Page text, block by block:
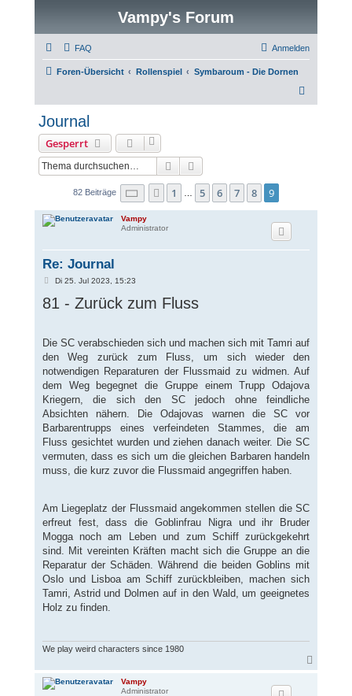
Vampy's Forum
FAQ Anmelden
Foren-Übersicht Rollenspiel
Symbaroum - Die Dornen
Journal
Gesperrt
Suche
82 Beiträge Seite von 9
Vorherige
1 5 6 7 8 9
Vampy
Administrator
Re: Journal
B
i
t
Di 25. Jul 2023, 15:23
81 - Zurück zum Fluss
Die SC verabschieden sich und machen sich mit Tamri auf
den Weg zurück zum Fluss, um sich wieder den
notwendigen Reparaturen der Flussmaid zu widmen. Auf
dem Weg begegnet die Gruppe einem Trupp Odajova
Kriegern, die sich den SC jedoch ohne feindliche
Absichten nähern. Die Odajovas warnen die SC vor
Barbarentrupps eines verfeindeten Stammes, die am
Fluss gesichtet wurden und ziehen danach weiter. Die SC
vermuten, dass es sich um die gleichen Barbaren handeln
muss, die kurz zuvor die Flussmaid angegriffen haben.
Am Liegeplatz der Flussmaid angekommen stellen die SC
erfreut fest, dass die Goblinfrau Nigra und ihr Bruder
Mogga noch am Leben und zum Schiff zurückgekehrt
sind. Mit vereinten Kräften macht sich die Gruppe an die
Reparatur der Schäden. Während die beiden Goblins mit
Oslo und Lisboa am Schiff zurückbleiben, machen sich
Tamri, Astrid und Dolmen auf in den Wald, um geeignetes
Holz zu finden.
We play weird characters since 1980
a
Vampy
Administrator